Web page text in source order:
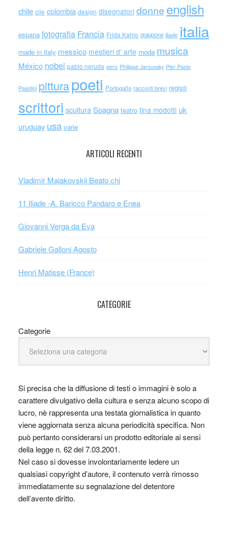
chile cile colombia design disegnatori donne english
espana fotografia Francia Frida Kahlo giappone iliade italia
made in italy messico mestieri d' arte moda musica
México nobel pablo neruda perù Philippe Jaroussky Pier Paolo
Pasolini pitturapoeti Portogallo racconti brevi registi
scrittori scultura Spagna teatro tina modotti uk
uruguay usa varie
ARTICOLI RECENTI
Vladimir Majakovskij Beato chi
11 Iliade -A. Baricco Pandaro e Enea
Giovanni Verga da Eva
Gabriele Galloni Agosto
Henri Matisse (France)
CATEGORIE
Categorie
Si precisa che la diffusione di testi o immagini è solo a
carattere divulgativo della cultura e senza alcuno scopo di
lucro, nè rappresenta una testata giornalistica in quanto
viene aggiornata senza alcuna periodicità specifica. Non
può pertanto considerarsi un prodotto editoriale ai sensi
della legge n. 62 del 7.03.2001.
Nel caso si dovesse involontariamente ledere un
qualsiasi copyright d’autore, il contenuto verrà rimosso
immediatamente su segnalazione del detentore
dell’avente diritto.